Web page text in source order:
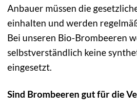
Anbauer müssen die
einhalten und werden
Bei unseren Bio-Brombeeren
selbstverständlich keine
eingesetzt.
Sind Brombeeren gut für die